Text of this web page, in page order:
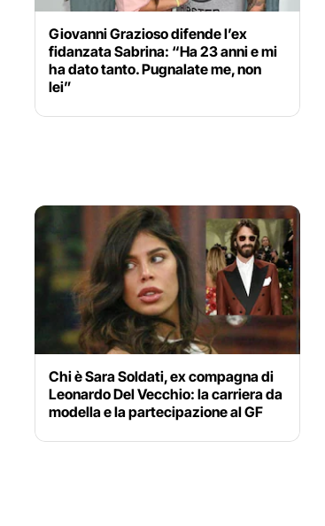
Giovanni Grazioso difende l’ex
fidanzata Sabrina: “Ha 23 anni e mi
ha dato tanto. Pugnalate me, non
lei”
Chi è Sara Soldati, ex compagna di
Leonardo Del Vecchio: la carriera da
modella e la partecipazione al GF